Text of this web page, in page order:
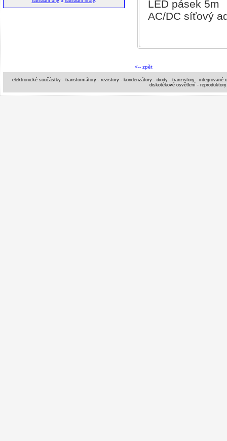
LED pásek 5m
AC/DC síťový
<-- zpět
elektronické součástky - transformátory - rezistory - kondenzátory - diody - tranzistory -
diskotékové osvětlení -